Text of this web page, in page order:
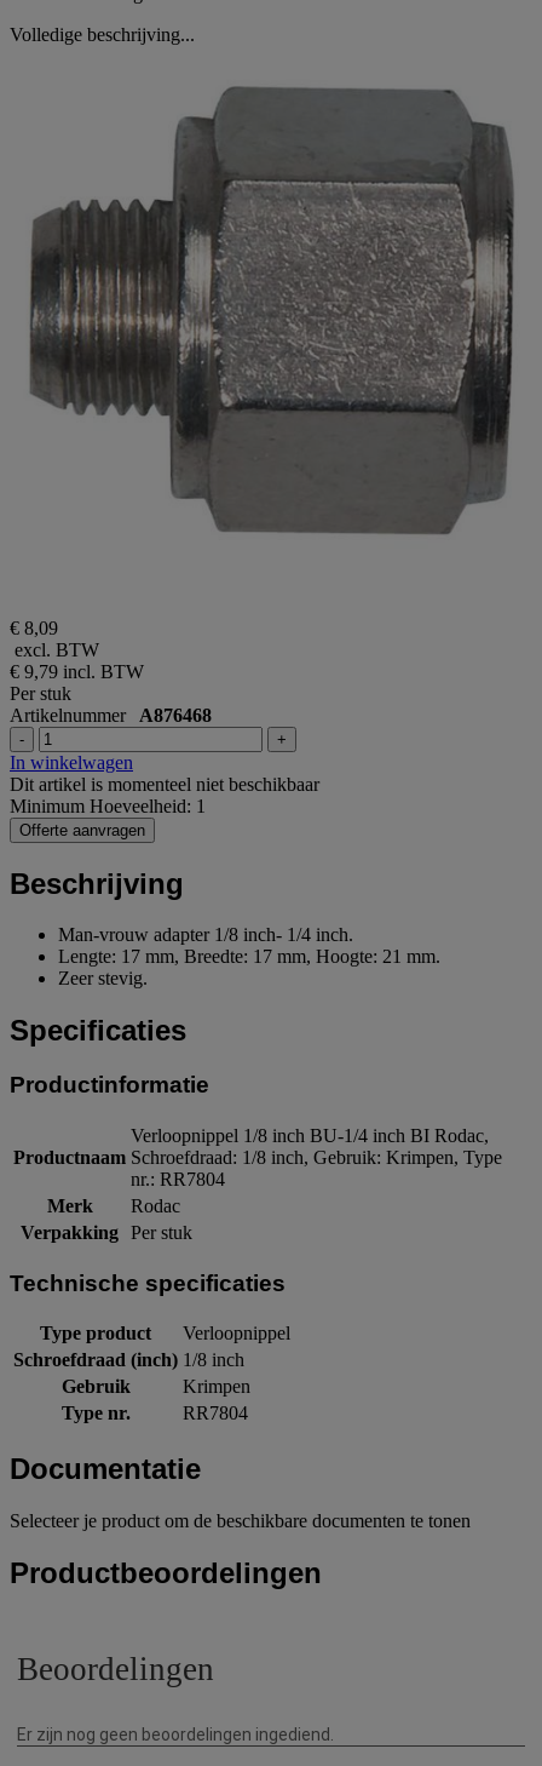
Volledige beschrijving...
€ 8,09
excl. BTW
€ 9,79 incl. BTW
Per stuk
Artikelnummer A876468
- +
In winkelwagen
Dit artikel is momenteel niet beschikbaar
Minimum Hoeveelheid: 1
Offerte aanvragen
Beschrijving
Man-vrouw adapter 1/8 inch- 1/4 inch.
Lengte: 17 mm, Breedte: 17 mm, Hoogte: 21 mm.
Zeer stevig.
Specificaties
Productinformatie
Productnaam
Verloopnippel 1/8 inch BU-1/4 inch BI Rodac,
Schroefdraad: 1/8 inch, Gebruik: Krimpen, Type
nr.: RR7804
Merk
Rodac
Verpakking Per stuk
Technische specificaties
Type product
Verloopnippel
Schroefdraad (inch) 1/8 inch
Gebruik
Krimpen
Type nr.
RR7804
Documentatie
Selecteer je product om de beschikbare documenten te tonen
Productbeoordelingen